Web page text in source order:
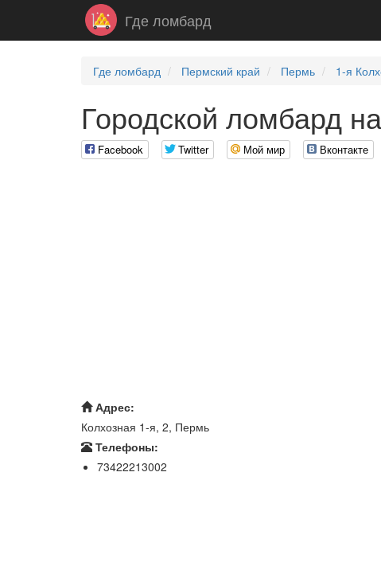
Где ломбард
Где ломбард Пермский край Пермь 1-я
Городской ломбард
Facebook Twitter Мой мир Вконтакте
Адрес:
Колхозная 1-я, 2, Пермь
Телефоны:
73422213002